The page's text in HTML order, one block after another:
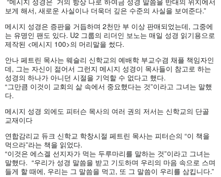
보게 해서, 새로운 사실이나 더욱더 깊은 수준의 사실을 보여준다.”
메시지 성경은 증판을 거듭하며 2천만 부 이상 판매되었는데, 그중에
는 유명인 팬도 있다. U2 그룹의 리더인 보노는 매일 성경 읽기용으로
제작된 <메시지 100>의 머리말을 썼다.
안나 페트린 목사는 웨슬리 신학교의 예배학 부교수겸 채플 책임자인
데, 그는 자신이 젊어서 그런지 메시지 성경이 목사들이 참고로 하는
성경의 하나가 아니던 시절을 기억할 수 없다고 했다.
“그만큼 이것이 교회의 삶 속에서 중요했다는 것”이라고 그녀는 말했
다.
메시지 성경 외에도 피터슨 목사의 여러 권의 저서는 신학교의 단골
교재이다
연합감리교 듀크 신학교 학창시절 페트린 목사는 피터슨의 “이 책을
먹으라”라는 책을 읽었다.
“이것은 에스겔 선지자가 먹는 두루마리를 말하는 것”이라고 그녀는
말했다. “우리가 성경 말씀을 받고 기도하며 우리의 마음 속으로 스며
들게 할 때에, 우리는 그 말씀을 먹고, 또 그 말씀이 우리를 삼킵니다.”